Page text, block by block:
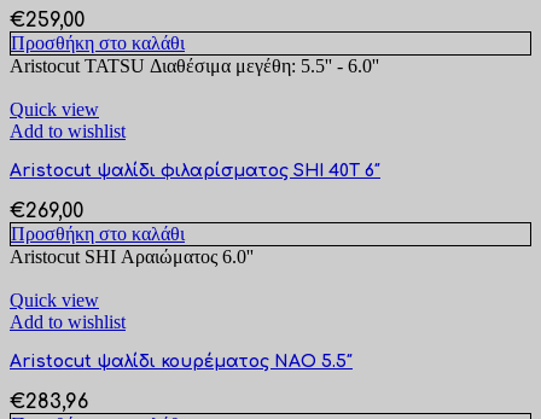
€259,00
Προσθήκη στο καλάθι
Aristocut TATSU Διαθέσιμα μεγέθη: 5.5'' - 6.0''
Quick view
Add to wishlist
Aristocut ψαλίδι φιλαρίσματος SHI 40T 6″
€269,00
Προσθήκη στο καλάθι
Aristocut SHI Αραιώματος 6.0''
Quick view
Add to wishlist
Aristocut ψαλίδι κουρέματος NAO 5.5″
€283,96